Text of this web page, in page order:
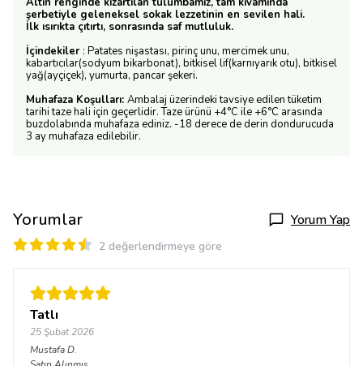
şerbetiyle geleneksel sokak lezzetinin en sevilen hali.
İlk ısırıkta çıtırtı, sonrasında saf mutluluk.
İçindekiler : Patates nişastası, pirinç unu, mercimek unu,
kabartıcılar(sodyum bikarbonat), bitkisel lif(karnıyarık otu), bitkisel
yağ(ayçiçek), yumurta, pancar şekeri.
Muhafaza Koşulları: Ambalaj üzerindeki tavsiye edilen tüketim
tarihi taze hali için geçerlidir. Taze ürünü +4°C ile +6°C arasında
buzdolabında muhafaza ediniz. -18 derece de derin dondurucuda
3 ay muhafaza edilebilir.
Yorumlar Yorum Yap
2 değerlendirmeye göre
Tatlı
25 Şubat 2026
MustafaD.